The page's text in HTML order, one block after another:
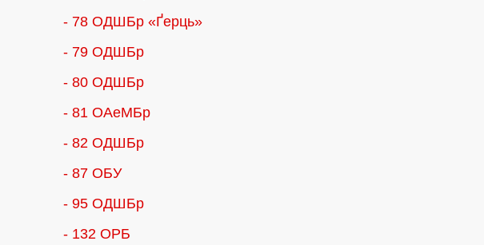
- 78 ОДШБр «Ґерць»
- 79 ОДШБр
- 80 ОДШБр
- 81 ОАеМБр
- 82 ОДШБр
- 87 ОБУ
- 95 ОДШБр
- 132 ОРБ